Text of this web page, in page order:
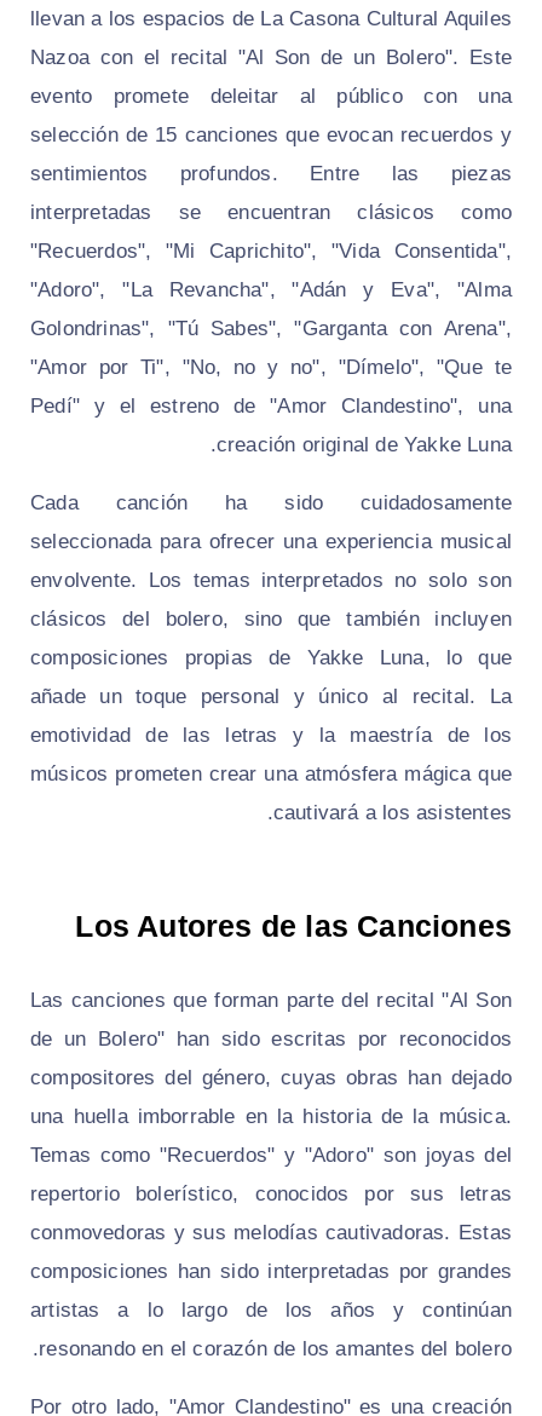
llevan a los espacios de La Casona Cultural Aquiles
Nazoa con el recital "Al Son de un Bolero". Este
evento promete deleitar al público con una
selección de 15 canciones que evocan recuerdos y
sentimientos profundos. Entre las piezas
interpretadas se encuentran clásicos como
"Recuerdos", "Mi Caprichito", "Vida Consentida",
"Adoro", "La Revancha", "Adán y Eva", "Alma
Golondrinas", "Tú Sabes", "Garganta con Arena",
"Amor por Ti", "No, no y no", "Dímelo", "Que te
Pedí" y el estreno de "Amor Clandestino", una
creación original de Yakke Luna.
Cada canción ha sido cuidadosamente
seleccionada para ofrecer una experiencia musical
envolvente. Los temas interpretados no solo son
clásicos del bolero, sino que también incluyen
composiciones propias de Yakke Luna, lo que
añade un toque personal y único al recital. La
emotividad de las letras y la maestría de los
músicos prometen crear una atmósfera mágica que
cautivará a los asistentes.
Los Autores de las Canciones
Las canciones que forman parte del recital "Al Son
de un Bolero" han sido escritas por reconocidos
compositores del género, cuyas obras han dejado
una huella imborrable en la historia de la música.
Temas como "Recuerdos" y "Adoro" son joyas del
repertorio bolerístico, conocidos por sus letras
conmovedoras y sus melodías cautivadoras. Estas
composiciones han sido interpretadas por grandes
artistas a lo largo de los años y continúan
resonando en el corazón de los amantes del bolero.
Por otro lado, "Amor Clandestino" es una creación